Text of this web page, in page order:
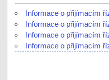
Informace o přijímacím
Informace o přijímacím
Informace o přijímacím
Informace o přijímacím